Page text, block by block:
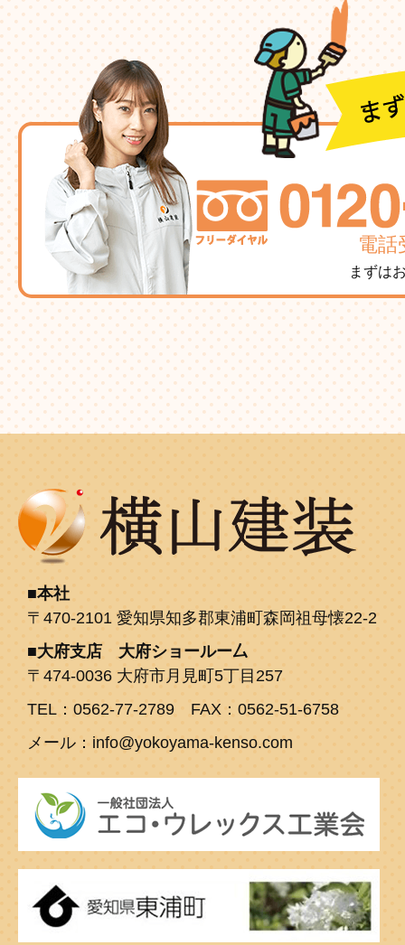
電話
まずは
本社
〒470-2101 愛知県知多郡東浦町森岡祖母懐22-2
大府支店 大府ショールー厶
〒474-0036 大府市月見町5丁目257
TEL：0562-77-2789 FAX：0562-51-6758
メール：info@yokoyama-kenso.com